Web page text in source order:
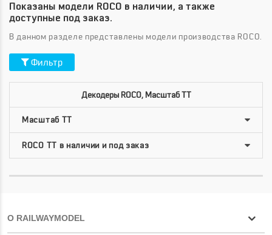
Показаны модели ROCO в наличии, а также
доступные под заказ.
В данном разделе представлены модели производства ROCO.
Фильтр
Декодеры ROCO, Масштаб TT
О RAILWAYMODEL